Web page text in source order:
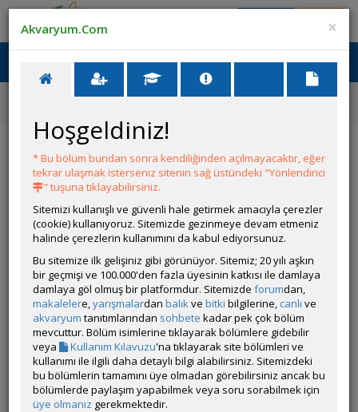
Ana Menü
Ana Sayfa
Canlı İlanları
Agassizi Blue Flame - Borelli Opal
ÜYENİN DİĞER İLANLARI
Sobo Da08 Yemleme Makinesi, Pipo Filtre,
Kepçe
Satıyorum
Lepistes,karides Ve Bitki Türleri Arıyorum
Arıyorum
Poecilia reticulata (Lepistes - Guppy),Mikrogeophagus
ramirezi (Ramirezi),Apistogramma cacatuoides
(Kakadu),Neocaridina davidi (Kiraz Karidesi),Pelvicachromis pulcher
(Kribensis),Apistogramma agassizi (Agassizi),Egeria densa
(Eledoa),Pomacea bridgesii (Elma Salyangozu - Apple Snail),Anentome
helena (Katil Salyangoz),Taxiphyllum barbieri (Java Moss),Neocaridina
davidi (Turuncu Sakura)
×
Akvaryum.Com
Hoşgeldiniz!
* Bu bölüm bundan sonra kendiliğinden açılmayacaktır, eğer
tekrar ulaşmak isterseniz sitenin sağ üstündeki "Yönlendirici
" tuşuna tıklayabilirsiniz.
Sitemizi kullanışlı ve güvenli hale getirmek amacıyla çerezler
(cookie) kullanıyoruz. Sitemizde gezinmeye devam etmeniz
halinde çerezlerin kullanımını da kabul ediyorsunuz.
Bu sitemize ilk gelişiniz gibi görünüyor. Sitemiz; 20 yılı aşkın
bir geçmişi ve 100.000'den fazla üyesinin katkısı ile damlaya
damlaya göl olmuş bir platformdur. Sitemizde forumdan,
makalelere,yarışmalardan balıkve bitki bilgilerine, canlı ve
akvaryum tanıtımlarından sohbete kadar pek çok bölüm
mevcuttur. Bölüm isimlerine tıklayarak bölümlere gidebilir
veya
Kullanım Kılavuzu'na tıklayarak site bölümleri ve
kullanımı ile ilgili daha detaylı bilgi alabilirsiniz. Sitemizdeki
bu bölümlerin tamamını üye olmadan görebilirsiniz ancak bu
bölümlerde paylaşım yapabilmek veya soru sorabilmek için
üye olmanız gerekmektedir.